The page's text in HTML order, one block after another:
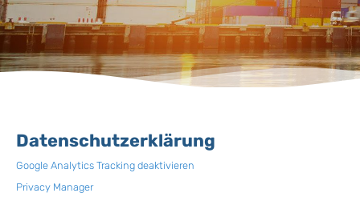
Datenschutzerklärung
Google Analytics Tracking deaktivieren
Privacy Manager